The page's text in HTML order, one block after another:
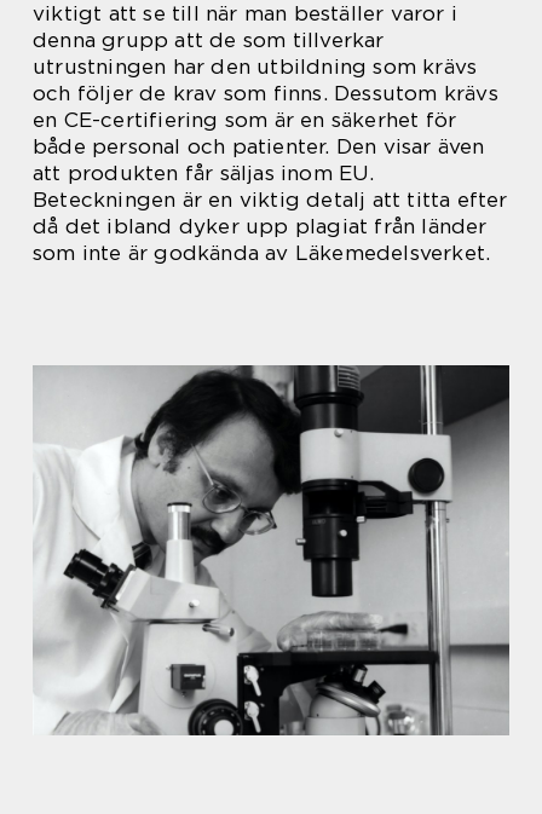
viktigt att se till när man beställer varor i
denna grupp att de som tillverkar
utrustningen har den utbildning som krävs
och följer de krav som finns. Dessutom krävs
en CE-certifiering som är en säkerhet för
både personal och patienter. Den visar även
att produkten får säljas inom EU.
Beteckningen är en viktig detalj att titta efter
då det ibland dyker upp plagiat från länder
som inte är godkända av Läkemedelsverket.